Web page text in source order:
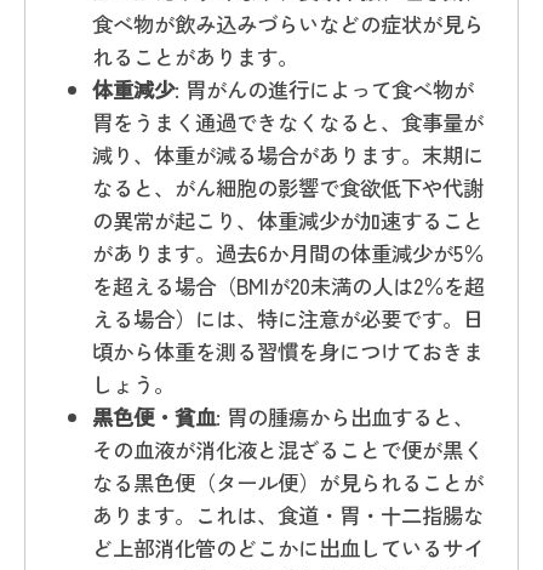
食べ物が飲み込みづらいなどの症状が見ら
れることがあります。
体重減少: 胃がんの進行によって食べ物が
胃をうまく通過できなくなると、食事量が
減り、体重が減る場合があります。末期に
なると、がん細胞の影響で食欲低下や代謝
の異常が起こり、体重減少が加速すること
があります。過去6か月間の体重減少が5％
を超える場合（BMIが20未満の人は2％を超
える場合）には、特に注意が必要です。日
頃から体重を測る習慣を身につけておきま
しょう。
黒色便・貧血: 胃の腫瘍から出血すると、
その血液が消化液と混ざることで便が黒く
なる黒色便（タール便）が見られることが
あります。これは、食道・胃・十二指腸な
ど上部消化管のどこかに出血しているサイ